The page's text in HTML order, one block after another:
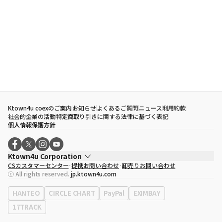
Ktown4u coexのご案内お知らせよくあるご質問ニュース利用約款
社会的企業の活動特定商取り引きに関する法律に基づく表記
個人情報保護方針
Ktown4u Corporation
代表取締役
ソン・ヒョミン
事業者登録番号120-87-71116
eContext
0120-23-7523
事務所住所
ソウル特別市江南区永東大路513、3階(三成洞、coex)
CSカスタマーセンター 提携お問い合わせ 卸売りお問い合わせ
ⓒ All rights reserved. jp.ktown4u.com
HANTEO CIRCLE CHART PayPal
EXIMBAY
17TRACK